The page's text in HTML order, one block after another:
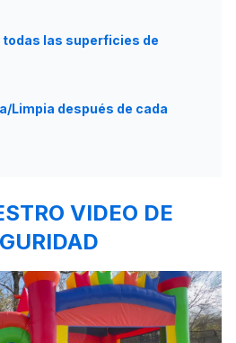
las superficies de
Limpia después de cada
VIDEO DE